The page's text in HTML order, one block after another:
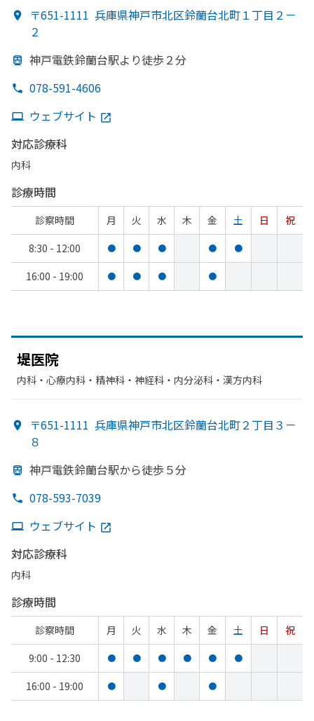
〒651-1111 兵庫県神戸市北区鈴蘭台北町１丁目２－
２
神戸電鉄鈴蘭台駅より徒歩２分
078-591-4606
ウェブサイト
対応診療科
内科
診療時間
診察時間 月 火 水 木 金 土 日
祝
8:30 - 12:00
● ● ● ● ●
16:00 - 19:00 ● ● ● ●
堤医院
内科・​心療内科・​精神科・神経科・​内分泌科・​漢方内科
〒651-1111 兵庫県神戸市北区鈴蘭台北町２丁目３－
８
神戸電鉄鈴蘭台駅から徒歩５分
078-593-7039
ウェブサイト
対応診療科
内科
診療時間
診察時間 月 火 水 木 金 土 日
祝
9:00 - 12:30
● ● ● ● ● ●
16:00 - 19:00 ● ● ●